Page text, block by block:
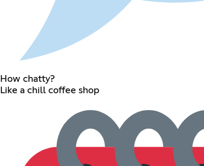
How chatty?
Like a chill coffee shop